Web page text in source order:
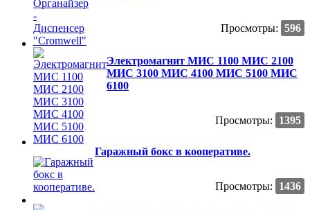
Просмотры: 596
Электромагнит МИС 1100 МИС 2100
МИС 3100 МИС 4100 МИС 5100 МИС
6100
Просмотры: 1395
Гаражный бокс в кооперативе.
Просмотры: 1436